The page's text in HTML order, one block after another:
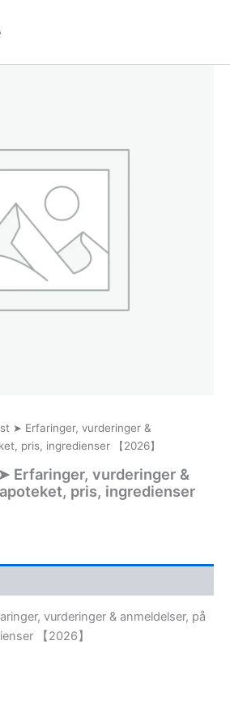
➤ Erfaringer, vurderinger &
pris, ingredienser 【2026】
Erfaringer, vurderinger &
pris, ingredienser
vurderinger & anmeldelser, på
【2026】